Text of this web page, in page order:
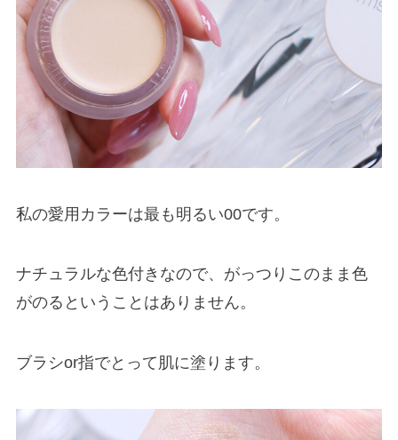
私の愛用カラーは最も明るい00です。
ナチュラルな色付きなので、がっつりこのまま色
がのるということはありません。
ブラシor指でとって肌に塗ります。